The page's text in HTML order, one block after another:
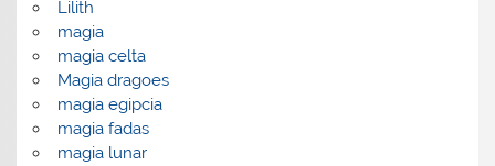
Lilith
magia
magia celta
Magia dragoes
magia egipcia
magia fadas
magia lunar